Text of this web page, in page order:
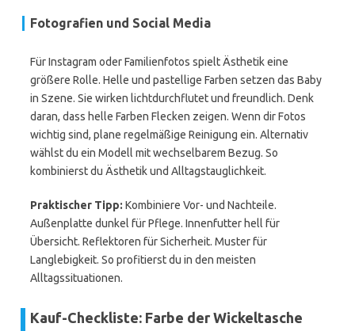
Fotografien und Social Media
Für Instagram oder Familienfotos spielt Ästhetik eine
größere Rolle. Helle und pastellige Farben setzen das Baby
in Szene. Sie wirken lichtdurchflutet und freundlich. Denk
daran, dass helle Farben Flecken zeigen. Wenn dir Fotos
wichtig sind, plane regelmäßige Reinigung ein. Alternativ
wählst du ein Modell mit wechselbarem Bezug. So
kombinierst du Ästhetik und Alltagstauglichkeit.
Praktischer Tipp: Kombiniere Vor- und Nachteile.
Außenplatte dunkel für Pflege. Innenfutter hell für
Übersicht. Reflektoren für Sicherheit. Muster für
Langlebigkeit. So profitierst du in den meisten
Alltagssituationen.
Kauf-Checkliste: Farbe der Wickeltasche